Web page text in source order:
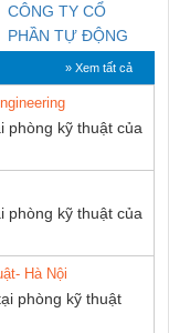
CÔNG TY CỔ
PHẦN TỰ ĐỘNG
TIẾN HƯNG» Xem tất cả
phòng kỹ thuật của
phòng kỹ thuật của
Hà Nội
phòng kỹ thuật